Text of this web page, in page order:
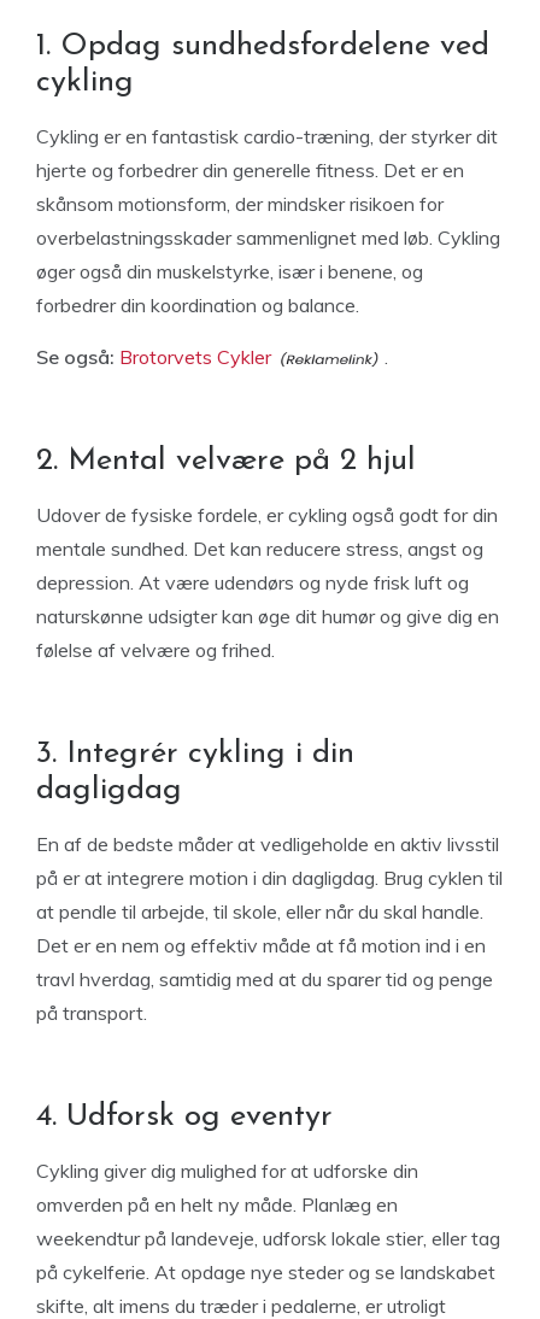
1. Opdag sundhedsfordelene ved
cykling
Cykling er en fantastisk cardio-træning, der styrker dit
hjerte og forbedrer din generelle fitness. Det er en
skånsom motionsform, der mindsker risikoen for
overbelastningsskader sammenlignet med løb. Cykling
øger også din muskelstyrke, især i benene, og
forbedrer din koordination og balance.
Se også: Brotorvets Cykler .
2. Mental velvære på 2 hjul
Udover de fysiske fordele, er cykling også godt for din
mentale sundhed. Det kan reducere stress, angst og
depression. At være udendørs og nyde frisk luft og
naturskønne udsigter kan øge dit humør og give dig en
følelse af velvære og frihed.
3. Integrér cykling i din
dagligdag
En af de bedste måder at vedligeholde en aktiv livsstil
på er at integrere motion i din dagligdag. Brug cyklen til
at pendle til arbejde, til skole, eller når du skal handle.
Det er en nem og effektiv måde at få motion ind i en
travl hverdag, samtidig med at du sparer tid og penge
på transport.
4. Udforsk og eventyr
Cykling giver dig mulighed for at udforske din
omverden på en helt ny måde. Planlæg en
weekendtur på landeveje, udforsk lokale stier, eller tag
på cykelferie. At opdage nye steder og se landskabet
skifte, alt imens du træder i pedalerne, er utroligt